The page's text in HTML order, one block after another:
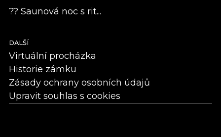
?? Saunová noc s rit...
DALŠÍ
Virtuální procházka
Historie zámku
Zásady ochrany osobních údajů
Upravit souhlas s cookies